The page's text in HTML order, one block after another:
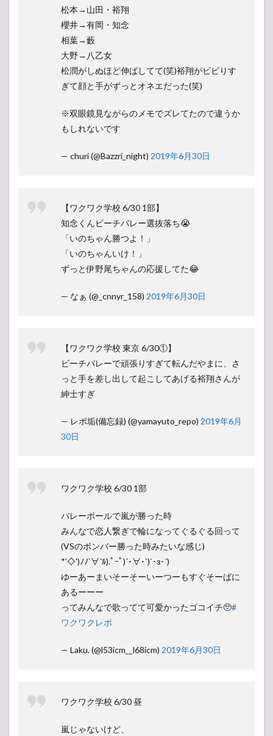
松本→山田・裕翔
櫻井→有岡・知念
相葉→藪
大野→八乙女
松潤がしぬほど伸ばしてて(笑)裕翔がビビりす
ぎて顔と手がずっとオネエだった(笑)
※双眼鏡見ながらのメモでズレてたので違うか
もしれないです
— churi (@Bazzri_night) 2019年6月30日
【ワクワク学校 6/30 1部】
知念くんビーチバレー選抜落ち😭
「いのちゃん勝つよ！」
「いのちゃんいけ！」
ずっと伊野尾ちゃんの応援してた😂
— なぁ (@_cnnyr_158) 2019年6月30日
【ワクワク学校 東京 6/30①】
ビーチバレーで頑張りすぎて転んだやまに、さ
っと手を差し出して起こしてあげる裕翔さんが
紳士すぎ
— レポ垢(備忘録) (@yamayuto_repo) 2019年6月
30日
ワクワク学校 6/30 1部
バレーボールで嵐が勝った時
みんなで恋人繋ぎで輪になってぐるぐる回って
(VSのボンバー勝った時みたいな感じ)
*'◇')ﾉﾉ`∀´ﾙ).ﾟｰﾟ)´･∀･`)`･з･´)
ゆーあーまいそーそーいーつーもすぐそーばに
あるーーー
ってみんなで歌ってて可愛かったゴコイチ🥺#
ワクワクレポ
— Laku. (@l53icm__l68icm) 2019年6月30日
ワクワク学校 6/30 昼
嵐じゃないけど、